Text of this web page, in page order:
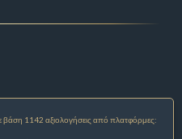
βάση 1142 αξιολογήσεις από πλατφόρμες: